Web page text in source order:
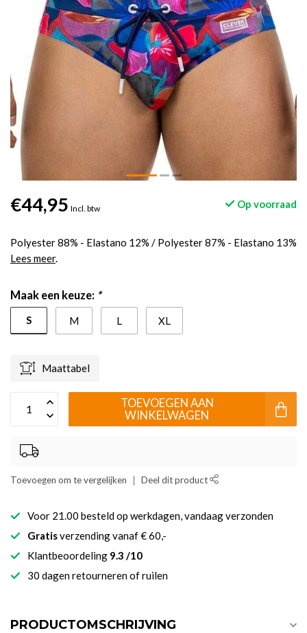
€44,95 Incl. btw Op voorraad
Polyester 88% - Elastano 12% / Polyester 87% - Elastano 13%
Lees meer.
Maak een keuze: *
S M L XL
Maattabel
TOEVOEGEN AAN
WINKELWAGEN
Toevoegen om te vergelijken Deel dit product
Voor 21.00 besteld op werkdagen, vandaag verzonden
Gratisverzending vanaf € 60,-
Klantbeoordeling 9.3 /10
30 dagen retourneren of ruilen
PRODUCTOMSCHRIJVING